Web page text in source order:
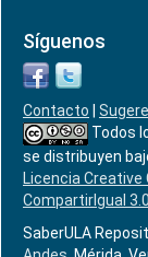
Síguenos
Contacto
Todos
se distribuyen
Licencia
CompartirIgual
SaberULA